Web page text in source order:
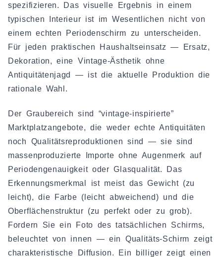
spezifizieren. Das visuelle Ergebnis in einem
typischen Interieur ist im Wesentlichen nicht von
einem echten Periodenschirm zu unterscheiden.
Für jeden praktischen Haushaltseinsatz — Ersatz,
Dekoration, eine Vintage-Ästhetik ohne
Antiquitätenjagd — ist die aktuelle Produktion die
rationale Wahl.
Der Graubereich sind “vintage-inspirierte”
Marktplatzangebote, die weder echte Antiquitäten
noch Qualitätsreproduktionen sind — sie sind
massenproduzierte Importe ohne Augenmerk auf
Periodengenauigkeit oder Glasqualität. Das
Erkennungsmerkmal ist meist das Gewicht (zu
leicht), die Farbe (leicht abweichend) und die
Oberflächenstruktur (zu perfekt oder zu grob).
Fordern Sie ein Foto des tatsächlichen Schirms,
beleuchtet von innen — ein Qualitäts-Schirm zeigt
charakteristische Diffusion. Ein billiger zeigt einen